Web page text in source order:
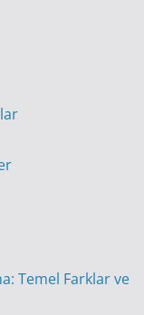
Temel Farklar ve